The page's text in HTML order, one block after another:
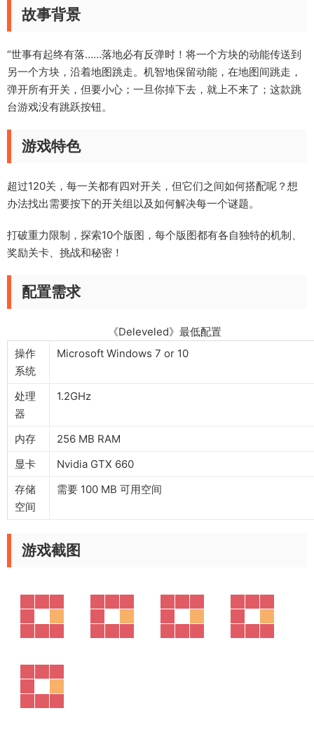
故事背景
“世事有起终有落……落地必有反弹时！将一个方块的动能传送到
另一个方块，沿着地图跳走。机智地保留动能，在地图间跳走，
弹开所有开关，但要小心；一旦你掉下去，就上不来了；这款跳
台游戏没有跳跃按钮。
游戏特色
超过120关，每一关都有四对开关，但它们之间如何搭配呢？想
办法找出需要按下的开关组以及如何解决每一个谜题。
打破重力限制，探索10个版图，每个版图都有各自独特的机制、
奖励关卡、挑战和秘密！
配置需求
《Deleveled》最低配置
操作
系统
Microsoft Windows 7 or 10
处理
器
1.2GHz
内存
256 MB RAM
显卡
Nvidia GTX 660
存储
空间
需要 100 MB 可用空间
游戏截图